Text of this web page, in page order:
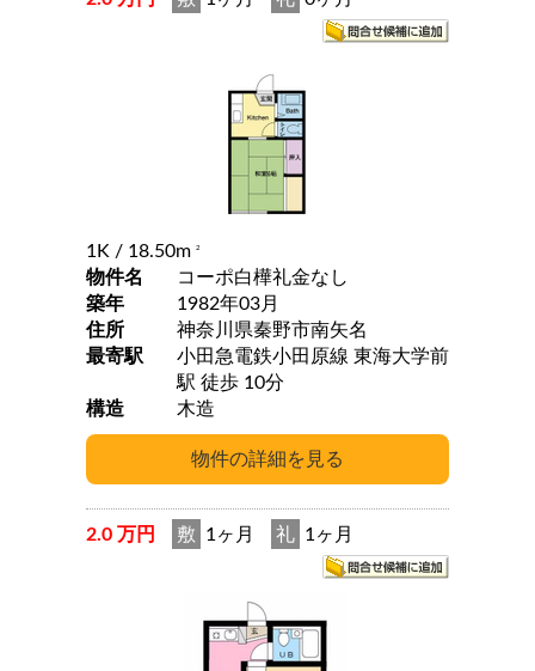
1K / 18.50m 2
物件名
コーポ白樺礼金なし
築年
1982年03月
住所
神奈川県秦野市南矢名
最寄駅
小田急電鉄小田原線 東海大学前
駅 徒歩 10分
構造
木造
2.0 万円 敷 1ヶ月 礼 1ヶ月